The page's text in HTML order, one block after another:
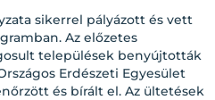
sikerrel pályázott és vett
Az előzetes
települések benyújtották
Erdészeti Egyesület
és bírált el. Az ültetések